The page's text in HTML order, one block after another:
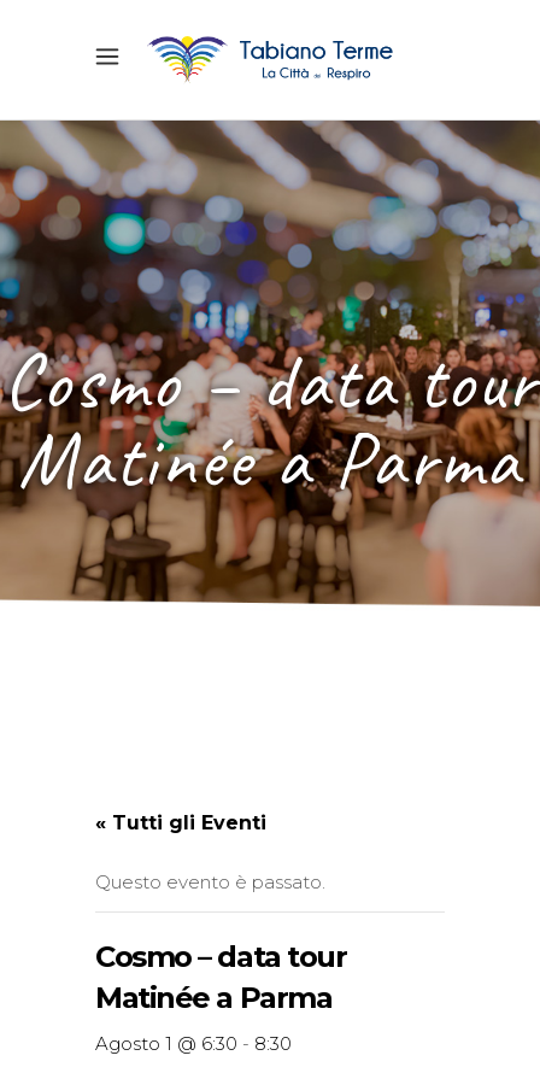
Cosmo – data tour
Matinée a Parma
« Tutti gli Eventi
Questo evento è passato.
Cosmo – data tour
Matinée a Parma
Agosto 1 @ 6:30 - 8:30